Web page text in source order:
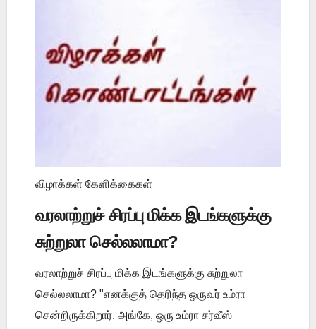
விழாக்கள் கேளிக்கைகள்
வரலாற்றுச் சிரப்பு மிக்க இடங்களுக்கு
சுற்றுலா செல்லலாமா?
வரலாற்றுச் சிரப்பு மிக்க இடங்களுக்கு சுற்றுலா
செல்லலாமா? "எனக்குத் தெரிந்த ஒருவர் உம்ரா
சென்றிருக்கிறார். அங்கே, ஒரு உம்ரா சர்வீஸ்